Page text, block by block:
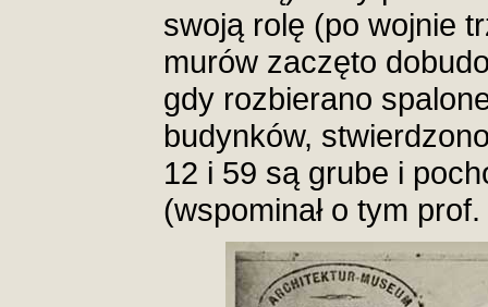
swoją rolę (po wojnie
murów zaczęto
gdy rozbierano
budynków,
12 i 59 są grube i
(wspominał o tym